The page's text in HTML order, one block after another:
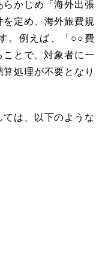
らかじめ「海外出張
定め、海外旅費規
。例えば、「○○費
とで、対象者に一
処理が不要となり
は、以下のような